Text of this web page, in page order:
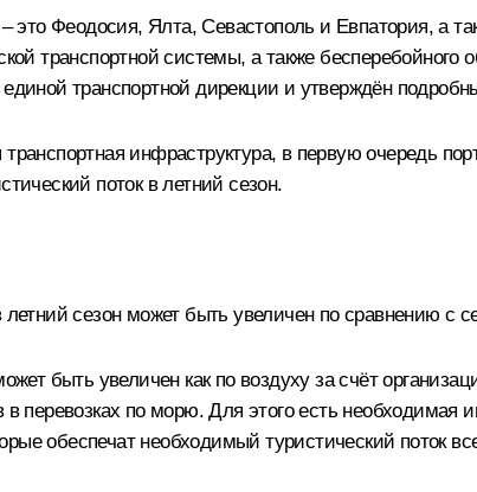
это Феодосия, Ялта, Севастополь и Евпатория, а
транспортной системы, а также
транспортной дирекции и утверждён
инфраструктура, в первую очередь
поток в летний сезон.
сезон может быть увеличен по сравнению с
быть увеличен как по воздуху за счёт
перевозках по морю. Для этого есть необходимая
обеспечат необходимый туристический поток